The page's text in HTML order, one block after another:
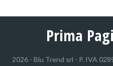
Prima
2026 - Blu Trend srl - P. IVA